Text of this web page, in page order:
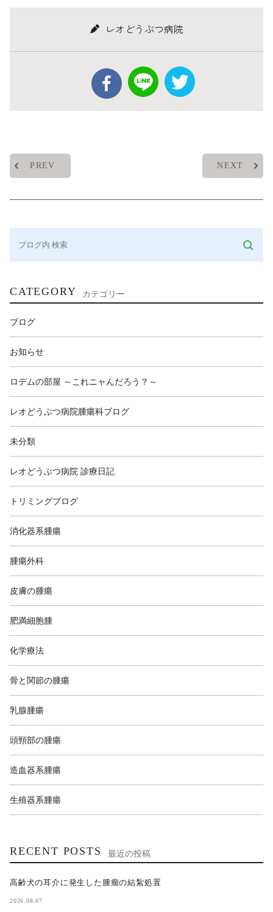
レオどうぶつ病院
PREV NEXT
CATEGORY カテゴリー
ブログ
お知らせ
ロデムの部屋 ～これニャんだろう？～
レオどうぶつ病院腫瘍科ブログ
未分類
レオどうぶつ病院 診療日記
トリミングブログ
消化器系腫瘍
腫瘍外科
皮膚の腫瘍
肥満細胞腫
化学療法
骨と関節の腫瘍
乳腺腫瘍
頭頸部の腫瘍
造血器系腫瘍
生殖器系腫瘍
RECENT POSTS 最近の投稿
高齢犬の耳介に発生した腫瘤の結紮処置
2026.08.07